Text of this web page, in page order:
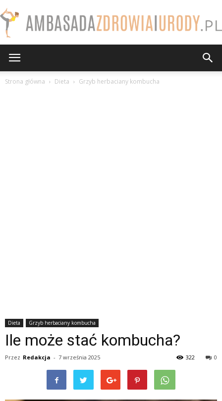
Strona główna Dieta Grzyb herbaciany kombucha
Dieta Grzyb herbaciany kombucha
Ile może stać kombucha?
Przez Redakcja - 7 września 2025 0
322